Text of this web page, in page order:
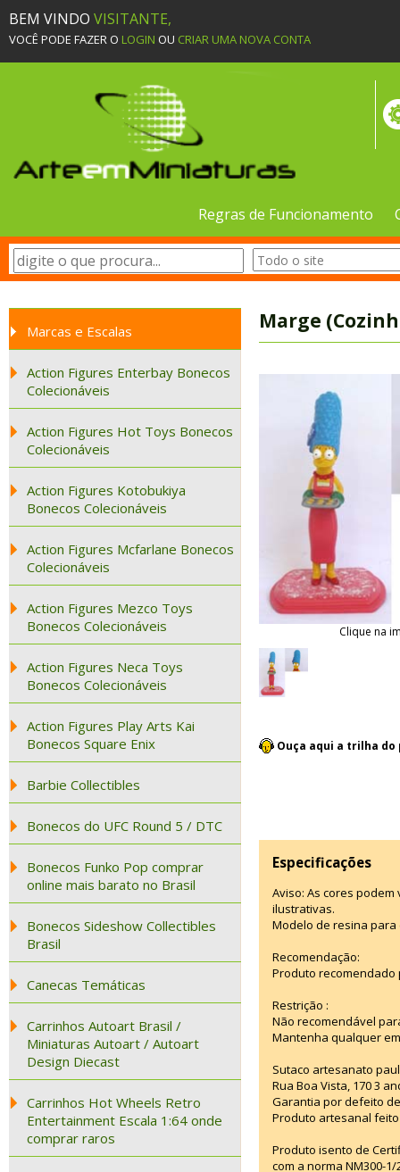
BEM VINDO VISITANTE,
VOCÊ PODE FAZER O LOGIN OU CRIAR UMA NOVA CONTA
Regras de Funcionamento
Marcas e Escalas
Action Figures Enterbay Bonecos
Colecionáveis
Action Figures Hot Toys Bonecos
Colecionáveis
Action Figures Kotobukiya
Bonecos Colecionáveis
Action Figures Mcfarlane Bonecos
Colecionáveis
Action Figures Mezco Toys
Bonecos Colecionáveis
Action Figures Neca Toys
Bonecos Colecionáveis
Action Figures Play Arts Kai
Bonecos Square Enix
Barbie Collectibles
Bonecos do UFC Round 5 / DTC
Bonecos Funko Pop comprar
online mais barato no Brasil
Bonecos Sideshow Collectibles
Brasil
Canecas Temáticas
Carrinhos Autoart Brasil /
Miniaturas Autoart / Autoart
Design Diecast
Carrinhos Hot Wheels Retro
Entertainment Escala 1:64 onde
comprar raros
Marge
Clique na
Ouça aqui a trilha do
Especificações
Aviso: As cores
ilustrativas.
Modelo de resina
Recomendação:
Produto recomendado
Restrição :
Não recomendável
Mantenha qualquer
Sutaco artesanato
Rua Boa Vista, 170 3
Garantia por defeito
Produto artesanal
Produto isento de
com a norma NM300-